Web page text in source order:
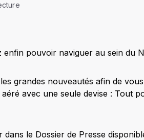
pouvoir naviguer au sein du
grandes nouveautés afin de
avec une seule devise : Tout
le Dossier de Presse